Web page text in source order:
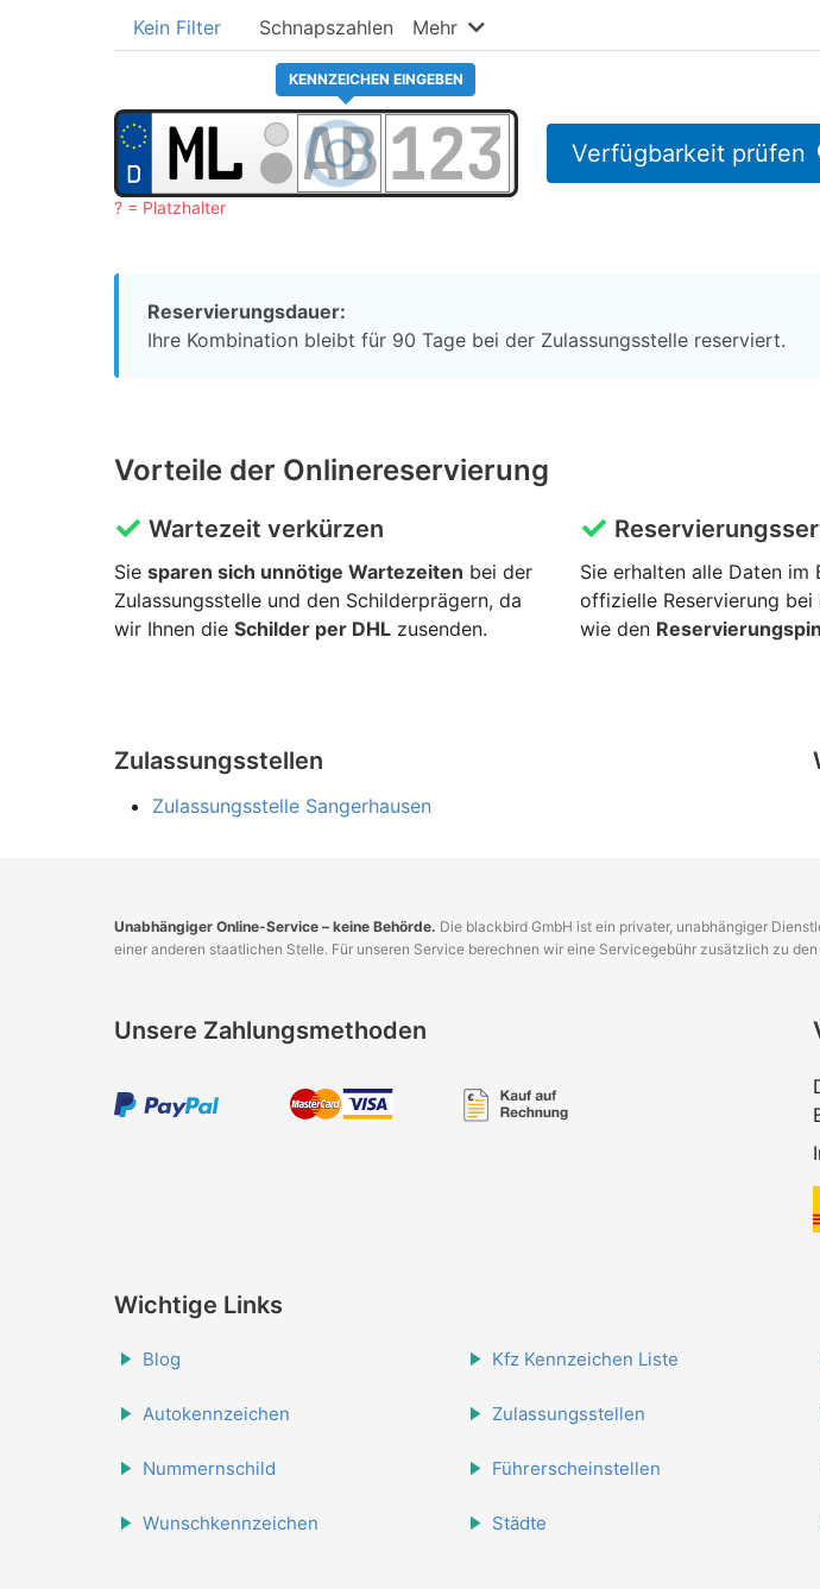
Kein Filter Schnapszahlen Mehr
KENNZEICHEN EINGEBEN
? = Platzhalter
Verfügbarkeit prüfen
Reservierungsdauer:
Ihre Kombination bleibt für 90 Tage bei der Zulassungsstelle reserviert.
Vorteile der Onlinereservierung
Wartezeit verkürzen
Sie sparen sich unnötige Wartezeiten bei der
Zulassungsstelle und den Schilderprägern, da
wir Ihnen die Schilder per DHL zusenden.
Sie erhalten alle Daten im
offizielle Reservierung bei
wie den
Zulassungsstellen
Zulassungsstelle Sangerhausen
Unabhängiger Online-Service – keine Behörde. Die blackbird GmbH ist ein privater, unabhängiger
einer anderen staatlichen Stelle. Für unseren Service berechnen wir eine Servicegebühr zusätzlich zu
Unsere Zahlungsmethoden
Wichtige Links
Blog
Autokennzeichen
Nummernschild
Wunschkennzeichen
Kfz Kennzeichen Liste
Zulassungsstellen
Führerscheinstellen
Städte